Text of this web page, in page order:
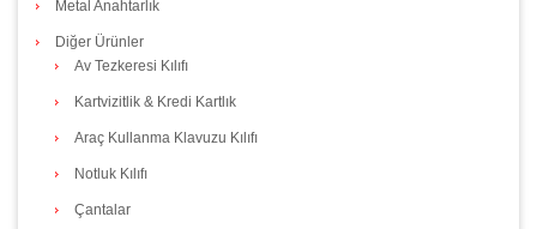
Metal Anahtarlık
Diğer Ürünler
Av Tezkeresi Kılıfı
Kartvizitlik & Kredi Kartlık
Araç Kullanma Klavuzu Kılıfı
Notluk Kılıfı
Çantalar